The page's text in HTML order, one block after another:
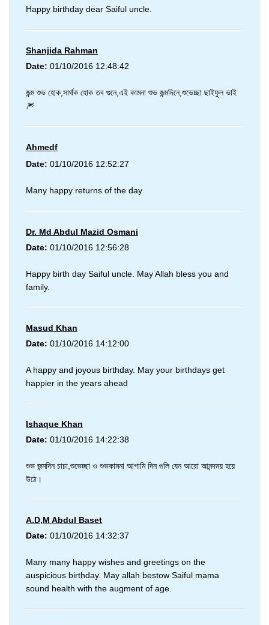
Happy birthday dear Saiful uncle.
Shanjida Rahman
Date: 01/10/2016 12:48:42
জন্ম শুভ হোক,সার্থক হোক তব গুনে,এই কামনা শুভ জন্মদিনে,শুভেচ্ছা ছাইফুল ভাই
🎆
Ahmedf
Date: 01/10/2016 12:52:27
Many happy returns of the day
Dr. Md Abdul Mazid Osmani
Date: 01/10/2016 12:56:28
Happy birth day Saiful uncle. May Allah bless you and
family.
Masud Khan
Date: 01/10/2016 14:12:00
A happy and joyous birthday. May your birthdays get
happier in the years ahead
Ishaque Khan
Date: 01/10/2016 14:22:38
শুভ জন্মদিন চাচা,শুভেচ্ছা ও শুভকামনা আগামি দিন গুলি যেন আরো আনন্দময় হয়ে
উঠে।
A.D,M Abdul Baset
Date: 01/10/2016 14:32:37
Many many happy wishes and greetings on the
auspicious birthday. May allah bestow Saiful mama
sound health with the augment of age.